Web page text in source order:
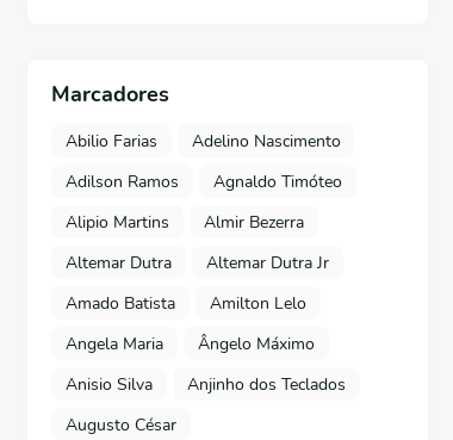
Marcadores
Abilio Farias
Adelino Nascimento
Adilson Ramos
Agnaldo Timóteo
Alipio Martins
Almir Bezerra
Altemar Dutra
Altemar Dutra Jr
Amado Batista
Amilton Lelo
Angela Maria
Ângelo Máximo
Anisio Silva
Anjinho dos Teclados
Augusto César